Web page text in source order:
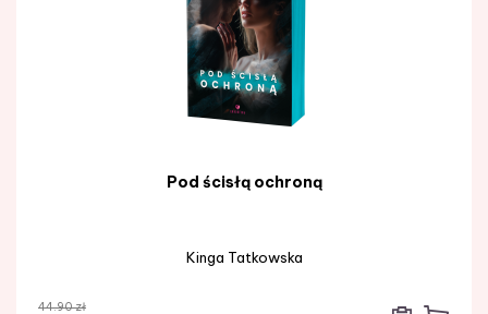
Pod ścisłą ochroną
Kinga Tatkowska
44.90 zł